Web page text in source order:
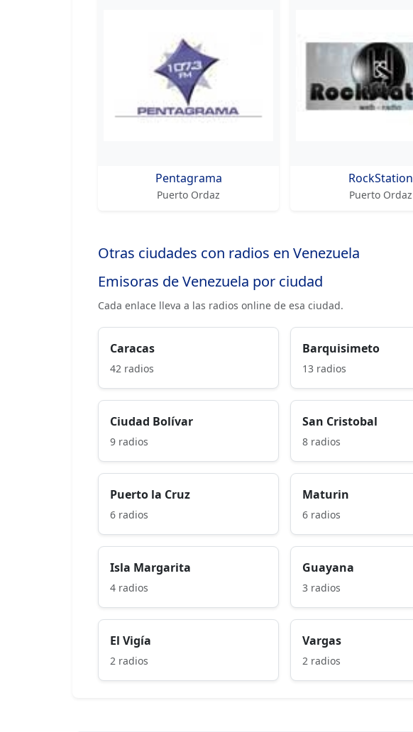
Pentagrama
Puerto Ordaz
RockStation
Puerto Ordaz
Otras ciudades con radios en Venezuela
Emisoras de Venezuela por ciudad
Cada enlace lleva a las radios online de esa ciudad.
Caracas
42 radios
Barquisimeto
13 radios
Ciudad Bolívar
9 radios
San Cristobal
8 radios
Puerto la Cruz
6 radios
Maturin
6 radios
Isla Margarita
4 radios
Guayana
3 radios
El Vigía
2 radios
Vargas
2 radios